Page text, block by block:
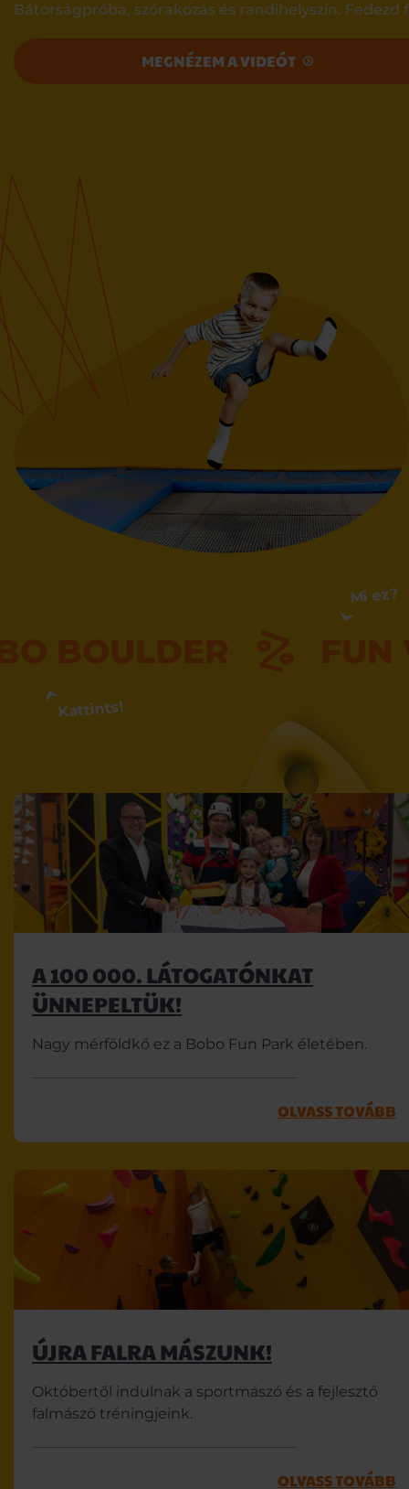
Bátorságpróba, szórakozás és randihelyszín. Fedezd
MEGNÉZEM A VIDEÓT
Mi ez?
Kattints!
A 100 000. LÁTOGATÓNKAT
ÜNNEPELTÜK!
Nagy mérföldkő ez a Bobo Fun Park életében.
OLVASS TOVÁBB
ÚJRA FALRA MÁSZUNK!
Októbertől indulnak a sportmászó és a fejlesztő
falmászó tréningjeink.
OLVASS TOVÁBB